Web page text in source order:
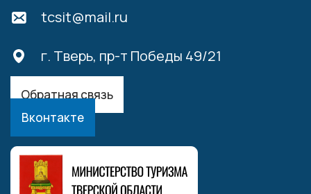
tcsit@mail.ru
г. Тверь, пр-т Победы 49/21
Обратная связь
Вконтакте